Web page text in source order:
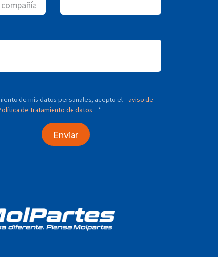
de mis datos personales, acepto el
aviso de
de tratamiento de datos *
Enviar